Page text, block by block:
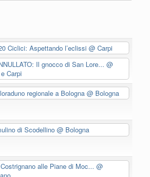
Ciclici: Aspettando l’eclissi @ Carpi
Il gnocco di San Lore... @
Carpi
regionale a Bologna @ Bologna
di Scodellino @ Bologna
alle Piane di Moc... @